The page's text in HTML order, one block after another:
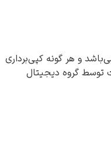
و هر گونه کپی‌برداری
توسط گروه دیجیتال